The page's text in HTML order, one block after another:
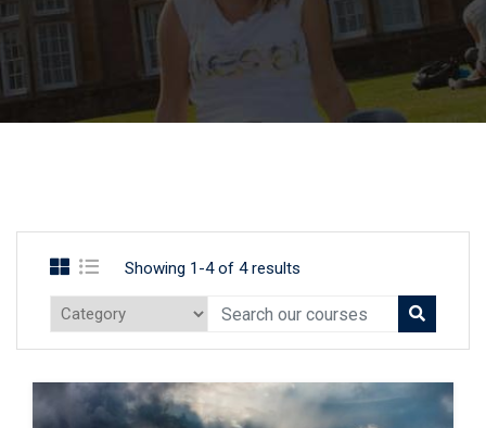
Showing 1-4 of 4 results